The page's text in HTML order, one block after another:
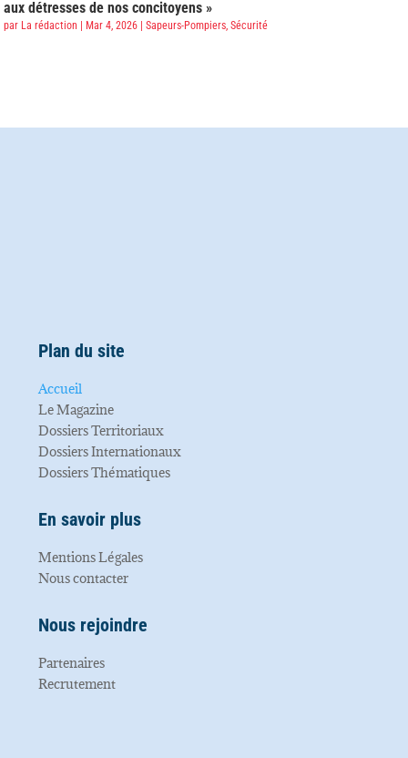
aux détresses de nos concitoyens »
par La rédaction | Mar 4, 2026 |Sapeurs-Pompiers ,Sécurité
Plan du site
Accueil
Le Magazine
Dossiers Territoriaux
Dossiers Internationaux
Dossiers Thématiques
En savoir plus
Mentions Légales
Nous contacter
Nous rejoindre
Partenaires
Recrutement